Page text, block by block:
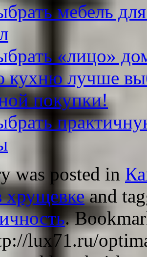
мебель
«лицо»
кухню лучше
покупки!
was posted in
хрущевкеand
.
lux71.ru/